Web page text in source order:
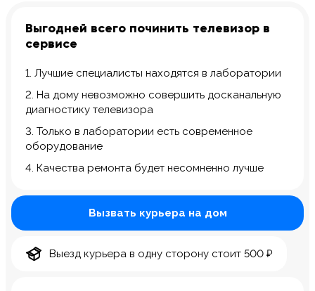
Выгодней всего починить телевизор в
сервисе
1. Лучшие специалисты находятся в лаборатории
2. На дому невозможно совершить досканальную
диагностику телевизора
3. Только в лаборатории есть современное
оборудование
4. Качества ремонта будет несомненно лучше
Вызвать курьера на дом
Выезд курьера в одну сторону стоит 500 ₽